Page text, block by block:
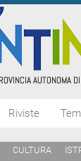
Riviste
CULTURA